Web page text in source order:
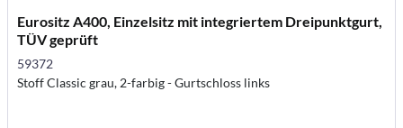
Eurositz A400, Einzelsitz mit integriertem Dreipunktgurt,
TÜV geprüft
59372
Stoff Classic grau, 2-farbig - Gurtschloss links